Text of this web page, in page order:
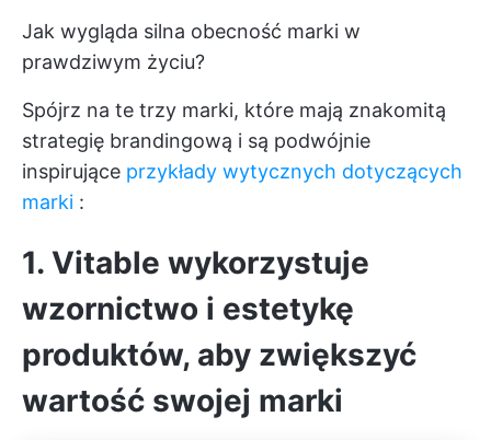
Jak wygląda silna obecność marki w
prawdziwym życiu?
Spójrz na te trzy marki, które mają znakomitą
strategię brandingową i są podwójnie
inspirujące przykłady wytycznych dotyczących
marki :
1. Vitable wykorzystuje
wzornictwo i estetykę
produktów, aby zwiększyć
wartość swojej marki